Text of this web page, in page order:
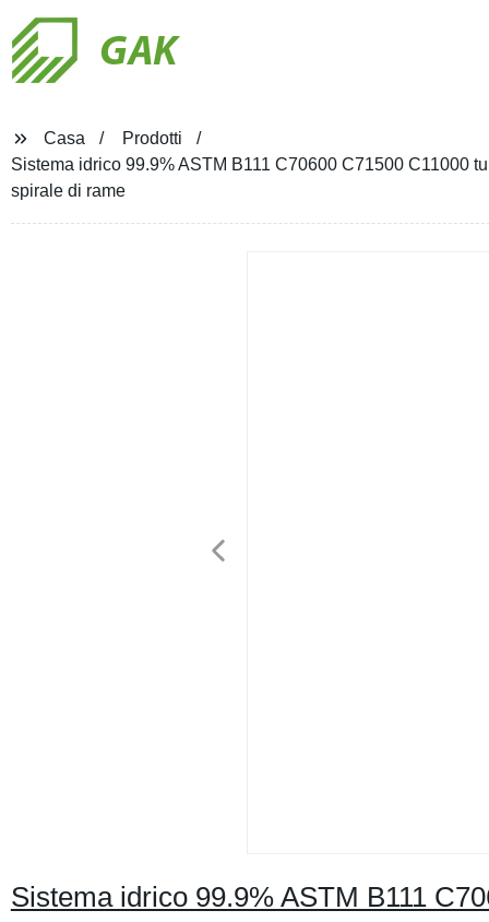
GAK
Casa
Prodotti
Sistema idrico 99.9% ASTM B111 C70600 C71500 C11000
spirale di rame
Sistema idrico 99.9% ASTM B111